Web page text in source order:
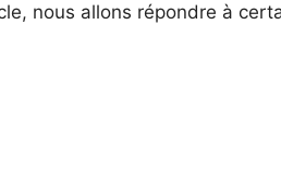
nous allons répondre à